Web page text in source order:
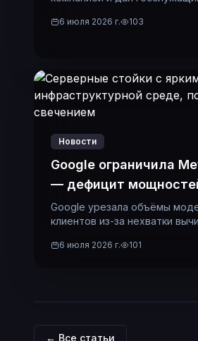
6 июля 2026 г. 103
Новости
Google ограничила
— дефицит
Google урезала объёмы
клиентов из-за нехватки
6 июля 2026 г. 101
← Все статьи